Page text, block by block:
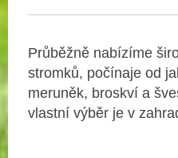
Průběžně nabízíme
stromků, počínaje od
meruněk, broskví a
vlastní výběr je v